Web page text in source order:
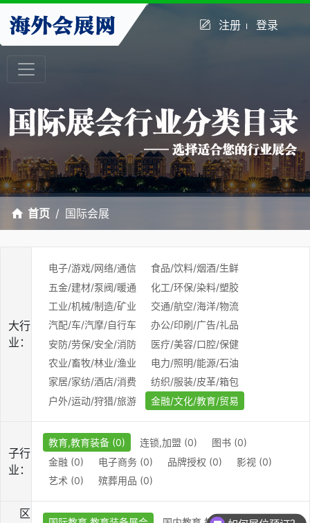
注册 登录
首页 国际会展
大行
业：
电子/游戏/网络/通信
食品/饮料/烟酒/生鲜
五金/建材/泵阀/暖通
化工/环保/染料/塑胶
工业/机械/制造/矿业
交通/航空/海洋/物流
汽配/车/汽摩/自行车
办公/印刷/广告/礼品
安防/劳保/安全/消防
医疗/美容/口腔/保健
农业/畜牧/林业/渔业
电力/照明/能源/石油
家居/家纺/酒店/消费
纺织/服装/皮革/箱包
户外/运动/狩猎/旅游
金融/文化/教育/贸易
子行
业：
教育,教育装备 (0) 连锁,加盟 (0)
图书 (0)
金融 (0)
电子商务 (0) 品牌授权 (0)
影视 (0)
艺术 (0)
殡葬用品 (0)
区